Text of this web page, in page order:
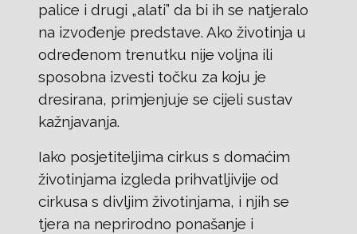
palice i drugi „alati” da bi ih se natjeralo
na izvođenje predstave. Ako životinja u
određenom trenutku nije voljna ili
sposobna izvesti točku za koju je
dresirana, primjenjuje se cijeli sustav
kažnjavanja.
Iako posjetiteljima cirkus s domaćim
životinjama izgleda prihvatljivije od
cirkusa s divljim životinjama, i njih se
tjera na neprirodno ponašanje i